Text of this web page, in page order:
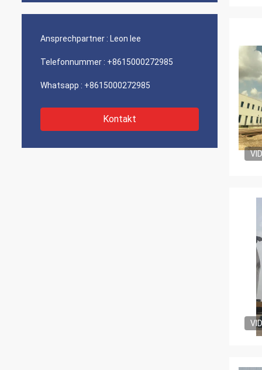
Ansprechpartner : Leon lee
Telefonnummer : +8615000272985
Whatsapp : +8615000272985
Kontakt